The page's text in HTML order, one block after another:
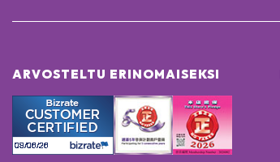
ARVOSTELTU ERINOMAISEKSI